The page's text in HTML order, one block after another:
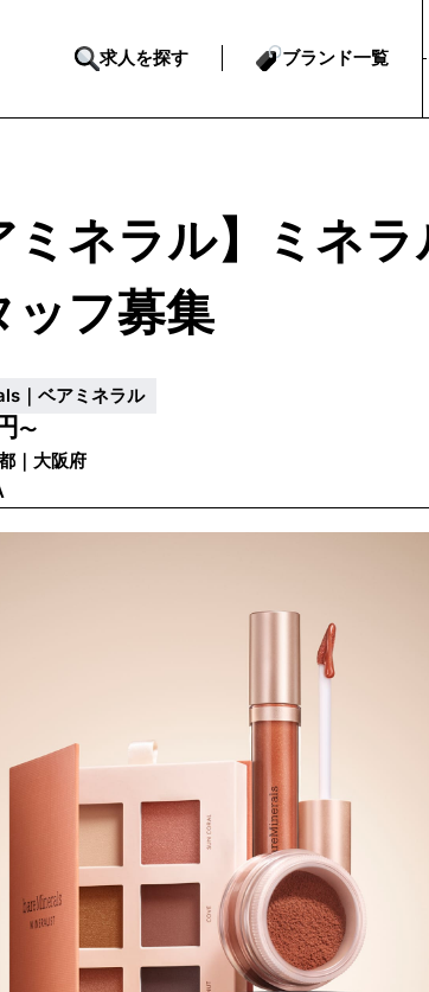
求人を探す ブランド一覧
ミネラル】ミネ
ッフ募集
｜ベアミネラル
〜
｜大阪府